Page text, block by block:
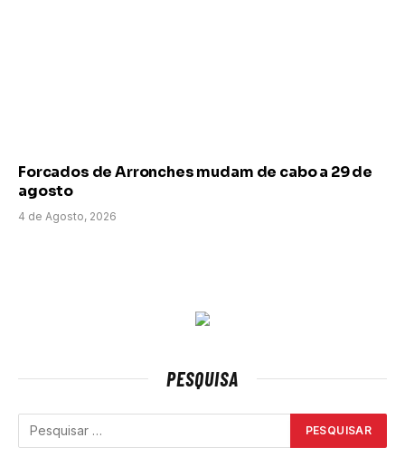
Forcados de Arronches mudam de cabo a 29 de
agosto
4 de Agosto, 2026
PESQUISA